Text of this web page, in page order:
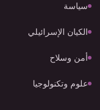
سياسة
الكيان الإسرائيلي
أمن وسلاح
علوم وتكنولوجيا